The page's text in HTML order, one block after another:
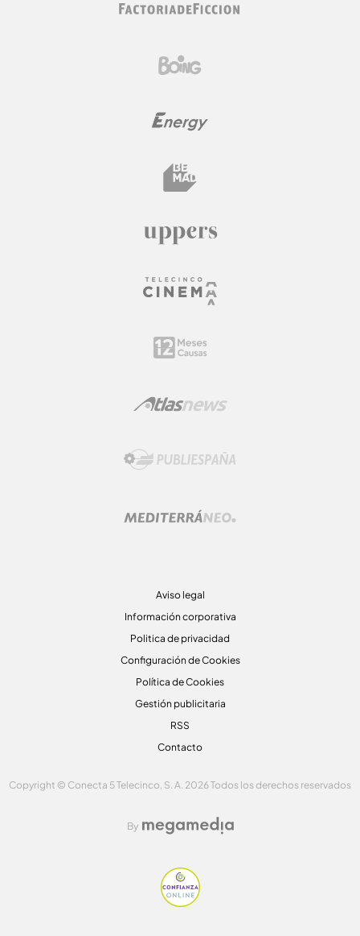
Aviso legal
Información corporativa
Politica de privacidad
Configuración de Cookies
Política de Cookies
Gestión publicitaria
RSS
Contacto
Copyright © Conecta 5 Telecinco, S. A. 2026 Todos los derechos reservados
By